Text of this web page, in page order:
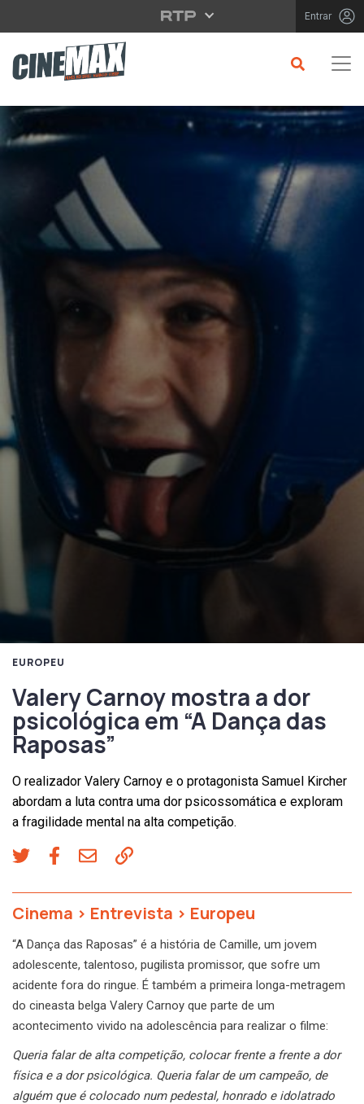
Saltar para o conteúdo principal Entrar
EUROPEU
Valery Carnoy mostra a dor
psicológica em “A Dança das
Raposas”
O realizador Valery Carnoy e o protagonista Samuel Kircher
abordam a luta contra uma dor psicossomática e exploram
a fragilidade mental na alta competição.
Cinema > Entrevista > Europeu
“A Dança das Raposas” é a história de Camille, um jovem
adolescente, talentoso, pugilista promissor, que sofre um
acidente fora do ringue. É também a primeira longa-metragem
do cineasta belga Valery Carnoy que parte de um
acontecimento vivido na adolescência para realizar o filme:
Queria falar de alta competição, colocar frente a frente a dor
física e a dor psicológica. Queria falar de um campeão, de
alguém que é colocado num pedestal, honrado e idolatrado